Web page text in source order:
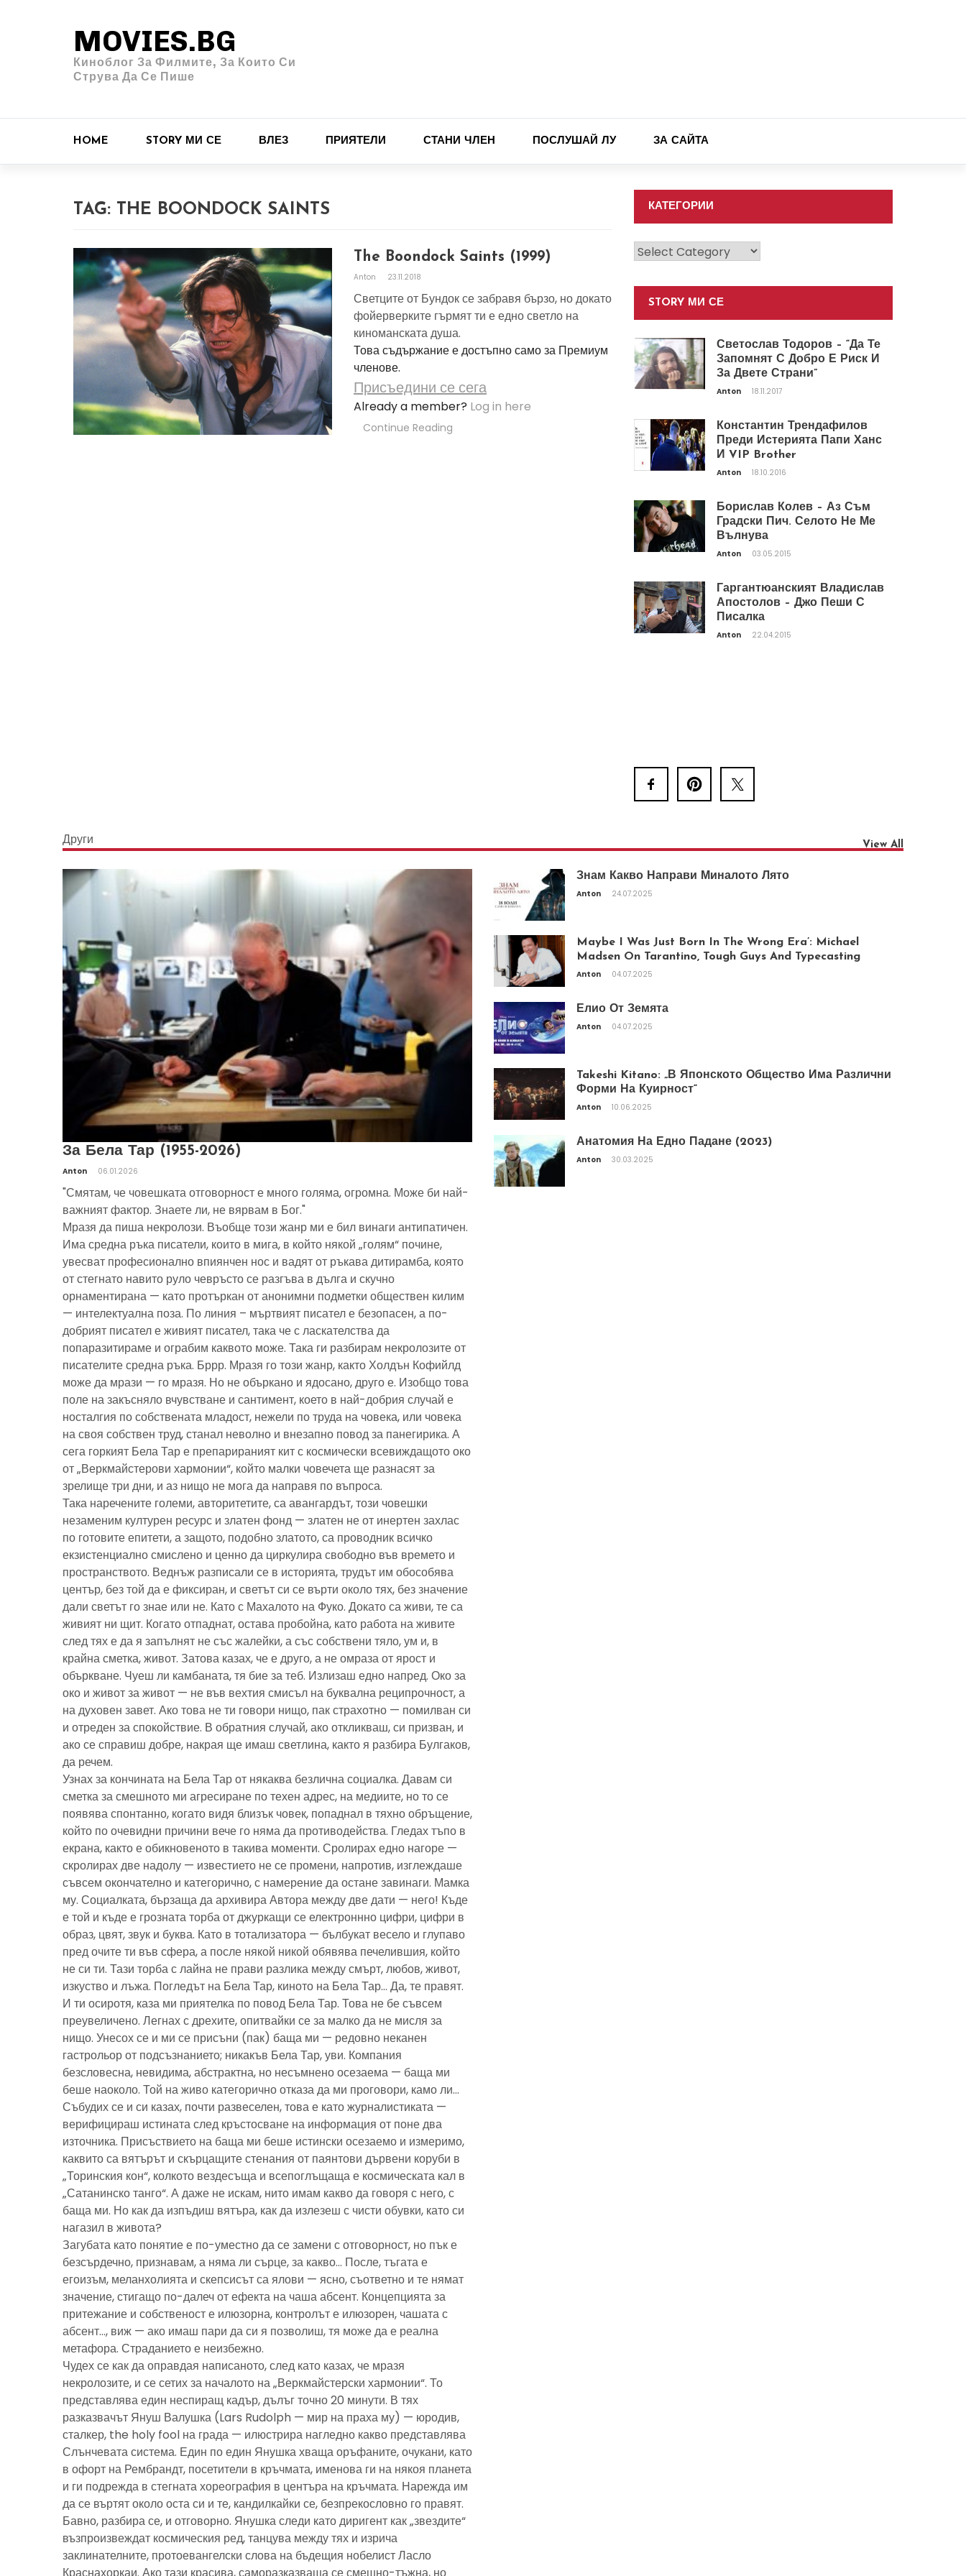
MOVIES.BG
Киноблог За Филмите, За Които Си
Струва Да Се Пише
HOME STORY МИ СЕ ВЛЕЗ ПРИЯТЕЛИ СТАНИ ЧЛЕН ПОСЛУШАЙ ЛУ ЗА САЙТА
TAG: THE BOONDOCK SAINTS
The Boondock Saints (1999)
Anton 23.11.2018
Светците от Бундок се забравя бързо, но докато
фойерверките гърмят ти е едно светло на
киноманската душа.
Това съдържание е достъпно само за Премиум
членове.
Присъедини се сега
Already a member? Log in here
Continue Reading
КАТЕГОРИИ
Категории
STORY МИ СЕ
Светослав Тодоров – “Да Те
Запомнят С Добро Е Риск И
За Двете Страни”
Anton 18.11.2017
Константин Трендафилов
Преди Истерията Папи Ханс
И VIP Brother
Anton 18.10.2016
Борислав Колев – Аз Съм
Градски Пич. Селото Не Ме
Вълнува
Anton 03.05.2015
Гаргантюанският Владислав
Апостолов – Джо Пеши С
Писалка
Anton 22.04.2015
Други View All
За Бела Тар (1955-2026)
Anton 06.01.2026
"Смятам, че човешката отговорност е много голяма, огромна. Може би най-
важният фактор. Знаете ли, не вярвам в Бог."
Мразя да пиша некролози. Въобще този жанр ми е бил винаги антипатичен.
Има средна ръка писатели, които в мига, в който някой „голям“ почине,
увесват професионално впиянчен нос и вадят от ръкава дитирамба, която
от стегнато навито руло чевръсто се разгъва в дълга и скучно
орнаментирана — като протъркан от анонимни подметки обществен килим
— интелектуална поза. По линия – мъртвият писател е безопасен, а по-
добрият писател е живият писател, така че с ласкателства да
попаразитираме и ограбим каквото може. Така ги разбирам некролозите от
писателите средна ръка. Бррр. Мразя го този жанр, както Холдън Кофийлд
може да мрази — го мразя. Но не объркано и ядосано, друго е. Изобщо това
поле на закъсняло вчувстване и сантимент, което в най-добрия случай е
носталгия по собствената младост, нежели по труда на човека, или човека
на своя собствен труд, станал неволно и внезапно повод за панегирика. А
сега горкият Бела Тар е препарираният кит с космически всевиждащото око
от „Веркмайстерови хармонии“, който малки човечета ще разнасят за
зрелище три дни, и аз нищо не мога да направя по въпроса.
Така наречените големи, авторитетите, са авангардът, този човешки
незаменим културен ресурс и златен фонд — златен не от инертен захлас
по готовите епитети, а защото, подобно златото, са проводник всичко
екзистенциално смислено и ценно да циркулира свободно във времето и
пространството. Веднъж разписали се в историята, трудът им обособява
център, без той да е фиксиран, и светът си се върти около тях, без значение
дали светът го знае или не. Като с Махалото на Фуко. Докато са живи, те са
живият ни щит. Когато отпаднат, остава пробойна, като работа на живите
след тях е да я запълнят не със жалейки, а със собствени тяло, ум и, в
крайна сметка, живот. Затова казах, че е друго, а не омраза от ярост и
объркване. Чуеш ли камбаната, тя бие за теб. Излизаш едно напред. Око за
око и живот за живот — не във вехтия смисъл на буквална реципрочност, а
на духовен завет. Ако това не ти говори нищо, пак страхотно — помилван си
и отреден за спокойствие. В обратния случай, ако откликваш, си призван, и
ако се справиш добре, накрая ще имаш светлина, както я разбира Булгаков,
да речем.
Узнах за кончината на Бела Тар от някаква безлична социалка. Давам си
сметка за смешното ми агресиране по техен адрес, на медиите, но то се
появява спонтанно, когато видя близък човек, попаднал в тяхно обръщение,
който по очевидни причини вече го няма да противодейства. Гледах тъпо в
екрана, както е обикновеното в такива моменти. Сролирах едно нагоре —
скролирах две надолу — известието не се промени, напротив, изглеждаше
съвсем окончателно и категорично, с намерение да остане завинаги. Мамка
му. Социалката, бързаща да архивира Автора между две дати — него! Къде
е той и къде е грозната торба от джуркащи се електроннно цифри, цифри в
образ, цвят, звук и буква. Като в тотализатора — бълбукат весело и глупаво
пред очите ти във сфера, а после някой никой обявява печелившия, който
не си ти. Тази торба с лайна не прави разлика между смърт, любов, живот,
изкуство и лъжа. Погледът на Бела Тар, киното на Бела Тар… Да, те правят.
И ти осиротя, каза ми приятелка по повод Бела Тар. Това не бе съвсем
преувеличено. Легнах с дрехите, опитвайки се за малко да не мисля за
нищо. Унесох се и ми се присъни (пак) баща ми — редовно неканен
гастрольор от подсъзнанието; никакъв Бела Тар, уви. Компания
безсловесна, невидима, абстрактна, но несъмнено осезаема — баща ми
беше наоколо. Той на живо категорично отказа да ми проговори, камо ли…
Събудих се и си казах, почти развеселен, това е като журналистиката —
верифицираш истината след кръстосване на информация от поне два
източника. Присъствието на баща ми беше истински осезаемо и измеримо,
каквито са вятърът и скърцащите стенания от паянтови дървени коруби в
„Торинския кон“, колкото вездесъща и всепоглъщаща е космическата кал в
„Сатанинско танго“. А даже не искам, нито имам какво да говоря с него, с
баща ми. Но как да изпъдиш вятъра, как да излезеш с чисти обувки, като си
нагазил в живота?
Загубата като понятие е по-уместно да се замени с отговорност, но пък е
безсърдечно, признавам, а няма ли сърце, за какво… После, тъгата е
егоизъм, меланхолията и скепсисът са ялови — ясно, съответно и те нямат
значение, стигащо по-далеч от ефекта на чаша абсент. Концепцията за
притежание и собственост е илюзорна, контролът е илюзорен, чашата с
абсент…, виж — ако имаш пари да си я позволиш, тя може да е реална
метафора. Страданието е неизбежно.
Чудех се как да оправдая написаното, след като казах, че мразя
некролозите, и се сетих за началото на „Веркмайстерски хармонии“. То
представлява един неспиращ кадър, дълъг точно 20 минути. В тях
разказвачът Януш Валушка (Lars Rudolph — мир на праха му) — юродив,
сталкер, the holy fool на града — илюстрира нагледно какво представлява
Слънчевата система. Един по един Янушка хваща оръфаните, очукани, като
в офорт на Рембрандт, посетители в кръчмата, именова ги на някоя планета
и ги подрежда в стегната хореография в центъра на кръчмата. Нарежда им
да се въртят около оста си и те, кандилкайки се, безпрекословно го правят.
Бавно, разбира се, и отговорно. Янушка следи като диригент как „звездите“
възпроизвеждат космическия ред, танцува между тях и изрича
заклинателните, протоевангелски слова на бъдещия нобелист Ласло
Знам Какво Направи Миналото Лято
Anton 24.07.2025
Maybe I Was Just Born In The Wrong Era’: Michael
Madsen On Tarantino, Tough Guys And Typecasting
Anton 04.07.2025
Елио От Земята
Anton 04.07.2025
Takeshi Kitano: „В Японското Общество Има Различни
Форми На Куирност“
Anton 10.06.2025
Анатомия На Едно Падане (2023)
Anton 30.03.2025